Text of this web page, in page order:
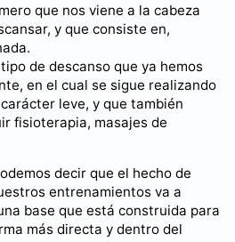
que nos viene a la cabeza
y que consiste en,
de descanso que ya hemos
en el cual se sigue realizando
leve, y que también
fisioterapia, masajes de
decir que el hecho de
entrenamientos va a
base que está construida para
más directa y dentro del